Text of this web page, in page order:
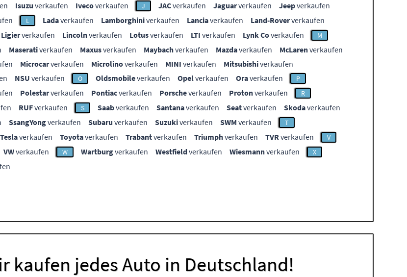
Isuzu verkaufen Ivecoverkaufen J JACverkaufen Jaguarverkaufen Jeepverkaufen
L Ladaverkaufen Lamborghiniverkaufen Lanciaverkaufen Land-Roververkaufen
Ligierverkaufen Lincolnverkaufen Lotusverkaufen LTI verkaufen Lynk Coverkaufen M
Maserativerkaufen Maxusverkaufen Maybachverkaufen Mazdaverkaufen McLarenverkaufen
Microcarverkaufen Microlinoverkaufen MINI verkaufen Mitsubishiverkaufen
NSU verkaufen O Oldsmobileverkaufen Opelverkaufen Oraverkaufen P
Polestarverkaufen Pontiacverkaufen Porscheverkaufen Protonverkaufen R
RUFverkaufen S Saabverkaufen Santanaverkaufen Seatverkaufen Skodaverkaufen
SsangYongverkaufen Subaru verkaufen Suzukiverkaufen SWM verkaufen T
Teslaverkaufen Toyotaverkaufen Trabantverkaufen Triumphverkaufen TVRverkaufen V
VWverkaufen W Wartburgverkaufen Westfieldverkaufen Wiesmannverkaufen X
kaufen jedes Auto in Deutschland!